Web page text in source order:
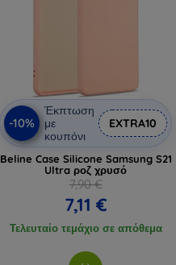
-10%
Έκπτωση
με
κουπόνι
EXTRA10
Beline Case Silicone Samsung S21
Ultra ροζ χρυσό
7,90 €
7,11 €
Τελευταίο τεμάχιο σε απόθεμα